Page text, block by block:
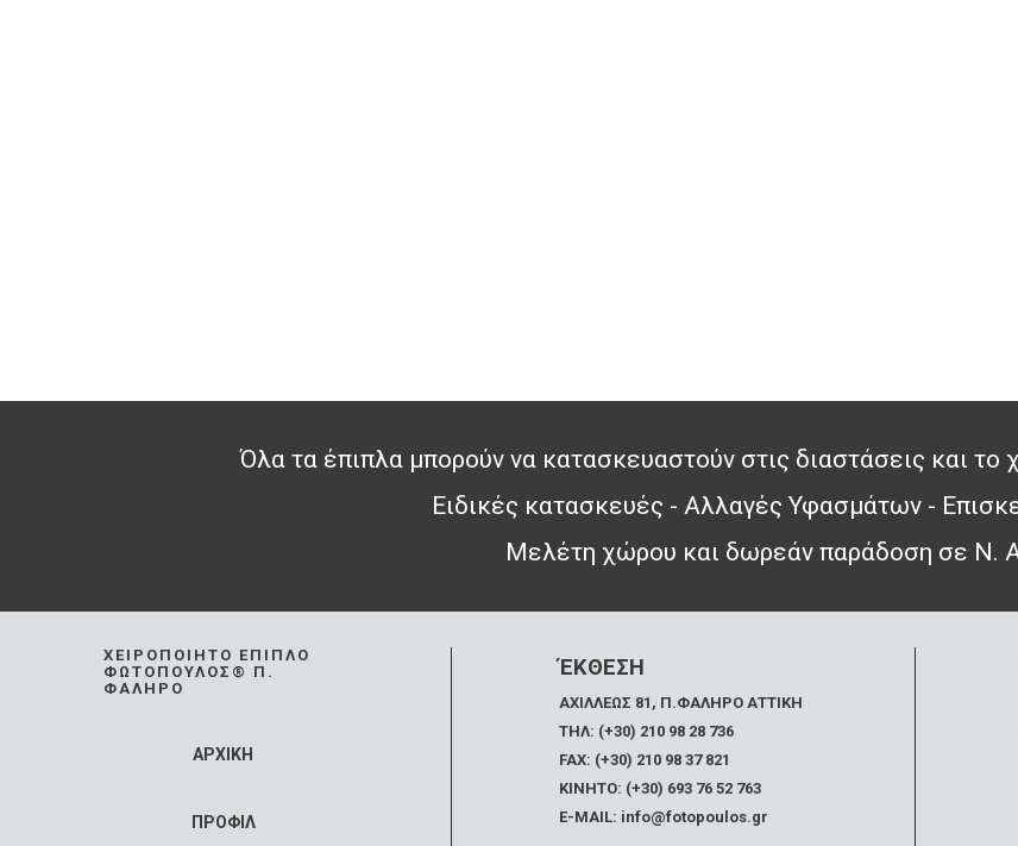
Όλα τα έπιπλα μπορούν να κατασκευαστούν στις διαστάσεις και το
Ειδικές κατασκευές - Αλλαγές Υφασμάτων -
Μελέτη χώρου και δωρεάν παράδοση σε Ν.
ΧΕΙΡΟΠΟΊΗΤΟ ΈΠΙΠΛΟ
ΦΩΤΌΠΟΥΛΟΣ® Π.
ΦΆΛΗΡΟ
ΑΡΧΙΚΗ
ΠΡΟΦΙΛ
ΈΚΘΕΣΗ
ΑΧΙΛΛΕΩΣ 81, Π.ΦΑΛΗΡΟ ΑΤΤΙΚΗ
ΤΗΛ: (+30) 210 98 28 736
FAX: (+30) 210 98 37 821
ΚΙΝΗΤΟ: (+30) 693 76 52 763
E-MAIL: info@fotopoulos.gr